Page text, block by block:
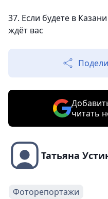
37. Если будете в
ждёт вас
читать
Татьяна
Фоторепортажи